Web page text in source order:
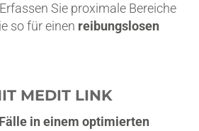
Sie proximale Bereiche
so für einen reibungslosen
MEDIT LINK
in einem optimierten